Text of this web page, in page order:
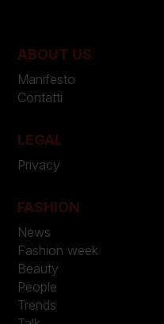
ABOUT US
Manifesto
Contatti
LEGAL
Privacy
FASHION
News
Fashion week
Beauty
People
Trends